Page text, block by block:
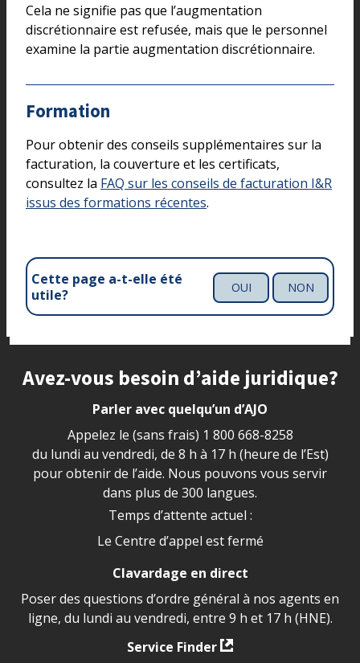
Cela ne signifie pas que l’augmentation
discrétionnaire est refusée, mais que le personnel
examine la partie augmentation discrétionnaire.
Formation
Pour obtenir des conseils supplémentaires sur la
facturation, la couverture et les certificats,
consultez la FAQ sur les conseils de facturation I&R
issus des formations récentes.
Cette page a-t-elle été
utile?
OUI NON
Site footer
Avez-vous besoin d’aide juridique?
Parler avec quelqu’un d’AJO
Appelez le (sans frais) 1 800 668-8258
du lundi au vendredi, de 8 h à 17 h (heure de l’Est)
pour obtenir de l’aide. Nous pouvons vous servir
dans plus de 300 langues.
Temps d’attente actuel :
Le Centre d’appel est fermé
Clavardage en direct
Poser des questions d’ordre général à nos agents en
ligne, du lundi au vendredi, entre 9 h et 17 h (HNE).
Service Finder